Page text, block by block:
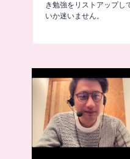
き勉強をリストアップし
いか迷いません。